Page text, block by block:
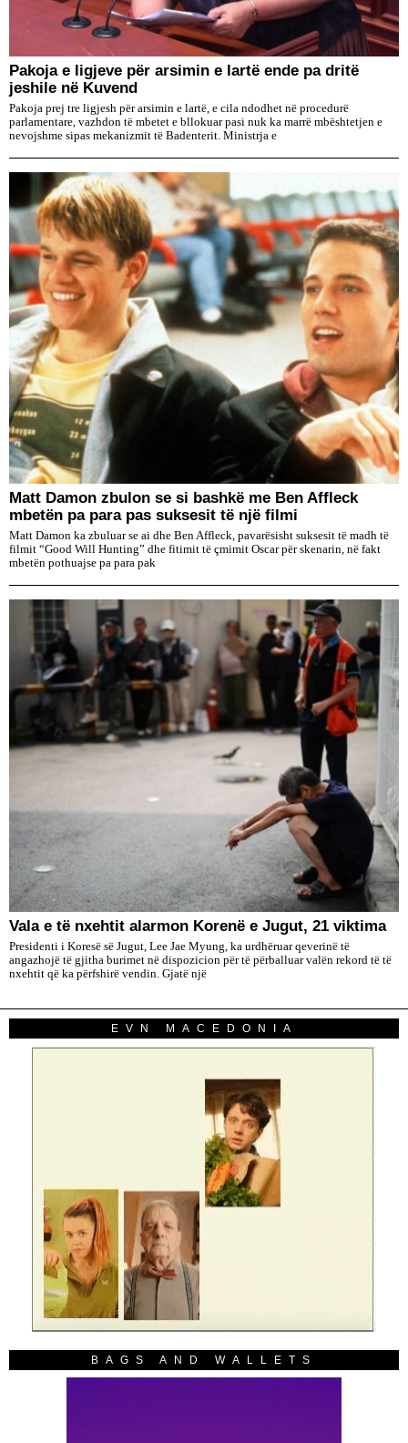
Pakoja e ligjeve për arsimin e lartë ende pa dritë
jeshile në Kuvend
Pakoja prej tre ligjesh për arsimin e lartë, e cila ndodhet në procedurë
parlamentare, vazhdon të mbetet e bllokuar pasi nuk ka marrë mbështetjen e
nevojshme sipas mekanizmit të Badenterit. Ministrja e
Matt Damon zbulon se si bashkë me Ben Affleck
mbetën pa para pas suksesit të një filmi
Matt Damon ka zbuluar se ai dhe Ben Affleck, pavarësisht suksesit të madh të
filmit “Good Will Hunting” dhe fitimit të çmimit Oscar për skenarin, në fakt
mbetën pothuajse pa para pak
Vala e të nxehtit alarmon Korenë e Jugut, 21 viktima
Presidenti i Koresë së Jugut, Lee Jae Myung, ka urdhëruar qeverinë të
angazhojë të gjitha burimet në dispozicion për të përballuar valën rekord të të
nxehtit që ka përfshirë vendin. Gjatë një
EVN MACEDONIA
BAGS AND WALLETS